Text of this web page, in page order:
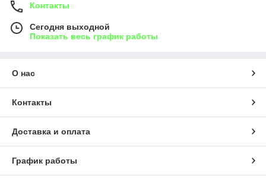
Контакты
Сегодня выходной
Показать весь график работы
О нас
Контакты
Доставка и оплата
График работы